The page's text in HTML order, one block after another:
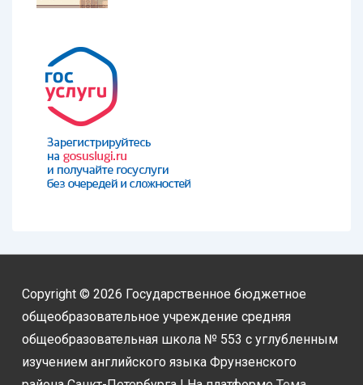
Copyright © 2026 Государственное бюджетное
общеобразовательное учреждение средняя
общеобразовательная школа № 553 с углубленным
изучением английского языка Фрунзенского